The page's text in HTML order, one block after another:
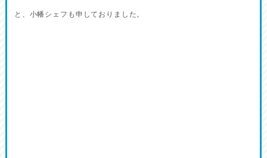
と、小幡シェフも申しておりました。